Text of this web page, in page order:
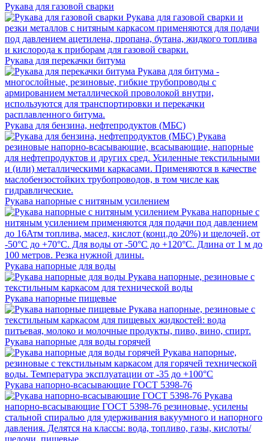
Рукава для газовой сварки
Рукава для газовой сварки и
резки металлов с нитяным каркасом применяются для подачи
под давлением ацетилена, пропана, бутана, жидкого топлива
и кислорода к приборам для газовой сварки.
Рукава для перекачки битума
Рукава для битума -
многослойные, резиновые, гибкие трубопроводы с
армированием металлической проволокой внутри,
используются для транспортировки и перекачки
расплавленного битума.
Рукава для бензина, нефтепродуктов (МБС)
Рукава
резиновые напорно-всасывающие, всасывающие, напорные
для нефтепродуктов и других сред. Усиленные текстильными
и (или) металлическими каркасами. Применяются в качестве
маслобензостойких трубопроводов, в том числе как
гидравлические.
Рукава напорные с нитяным усилением
Рукава напорные с
нитяным усилением применяются для подачи под давлением
до 16Атм топлива, масел, кислот (конц.до 20%) и щелочей, от
-50°С до +70°С. Для воды от -50°С до +120°С. Длина от 1 м до
100 метров. Резка нужной длины.
Рукава напорные для воды
Рукава напорные, резиновые с
текстильным каркасом для технической воды
Рукава напорные пищевые
Рукава напорные, резиновые с
текстильным каркасом для пищевых жидкостей: вода
питьевая, молоко и молочные продукты, пиво, вино, спирт.
Рукава напорные для воды горячей
Рукава напорные,
резиновые с текстильным каркасом для горячей технической
воды. Температура эксплуатации от -35 до +100°С
Рукава напорно-всасывающие ГОСТ 5398-76
Рукава
напорно-всасывающие ГОСТ 5398-76 резиновые, усилены
стальной спиралью для удерживания вакуумного и напорного
давления. Делятся на классы: вода, топливо, газы, кислоты/
щелочи, пищевые.